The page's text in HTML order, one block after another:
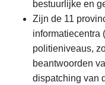
bestuurlijke en
Zijn de 11
informatiecentra
politieniveaus,
beantwoorden
dispatching van